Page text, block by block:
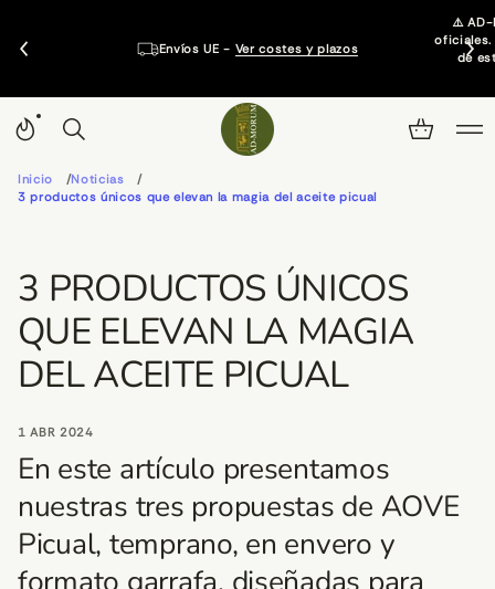
Envíos UE - Ver costes y plazos
⚠️ AD-
oficiales.
de
Inicio
Noticias
3 productos únicos que elevan la magia del aceite picual
3 PRODUCTOS ÚNICOS
QUE ELEVAN LA MAGIA
DEL ACEITE PICUAL
1 ABR 2024
En este artículo presentamos
nuestras tres propuestas de AOVE
Picual, temprano, en envero y